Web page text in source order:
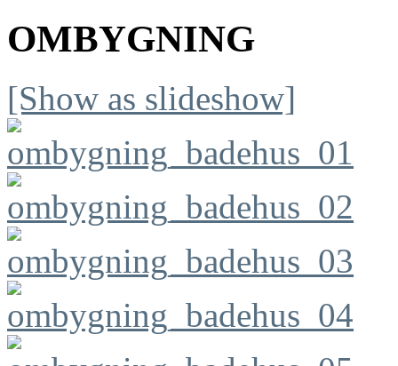
OMBYGNING
[Show as slideshow]